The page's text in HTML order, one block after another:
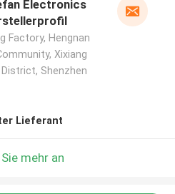
Electronics
Factory, Hengnan
Xixiang
Shenzhen
Lieferant
mehr an